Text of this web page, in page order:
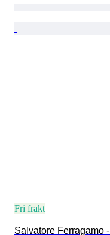
Fri frakt
Salvatore Ferragamo -